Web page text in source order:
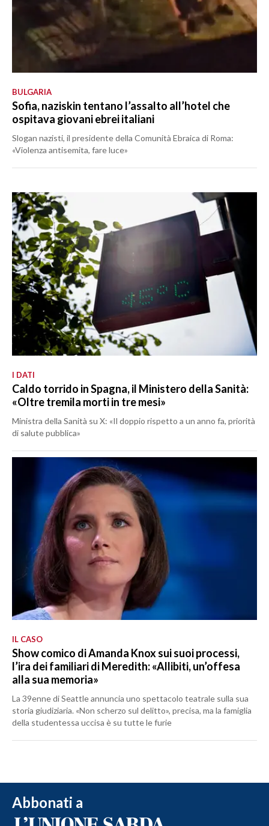
BULGARIA
Sofia, naziskin tentano l’assalto all’hotel che
ospitava giovani ebrei italiani
Slogan nazisti, il presidente della Comunità Ebraica di Roma:
«Violenza antisemita, fare luce»
I DATI
Caldo torrido in Spagna, il Ministero della Sanità:
«Oltre tremila morti in tre mesi»
Ministra della Sanità su X: «Il doppio rispetto a un anno fa, priorità
di salute pubblica»
IL CASO
Show comico di Amanda Knox sui suoi processi,
l’ira dei familiari di Meredith: «Allibiti, un’offesa
alla sua memoria»
La 39enne di Seattle annuncia uno spettacolo teatrale sulla sua
storia giudiziaria. «Non scherzo sul delitto», precisa, ma la famiglia
della studentessa uccisa è su tutte le furie
Abbonati a